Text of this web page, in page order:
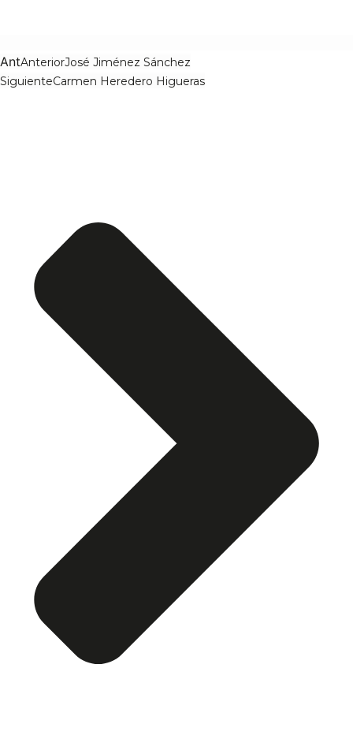
AntAnteriorJosé Jiménez Sánchez
SiguienteCarmen Heredero Higueras